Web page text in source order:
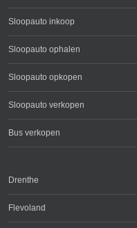
Sloopauto inkoop
Sloopauto ophalen
Sloopauto opkopen
Sloopauto verkopen
Bus verkopen
Drenthe
Flevoland